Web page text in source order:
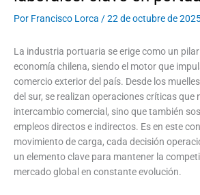
Por Francisco Lorca /22 de octubre de
La industria portuaria se erige como un
economía chilena, siendo el motor que
comercio exterior del país. Desde los
del sur, se realizan operaciones críticas que
intercambio comercial, sino que también
empleos directos e indirectos. Es en este
movimiento de carga, cada decisión
un elemento clave para mantener la
mercado global en constante evolución.